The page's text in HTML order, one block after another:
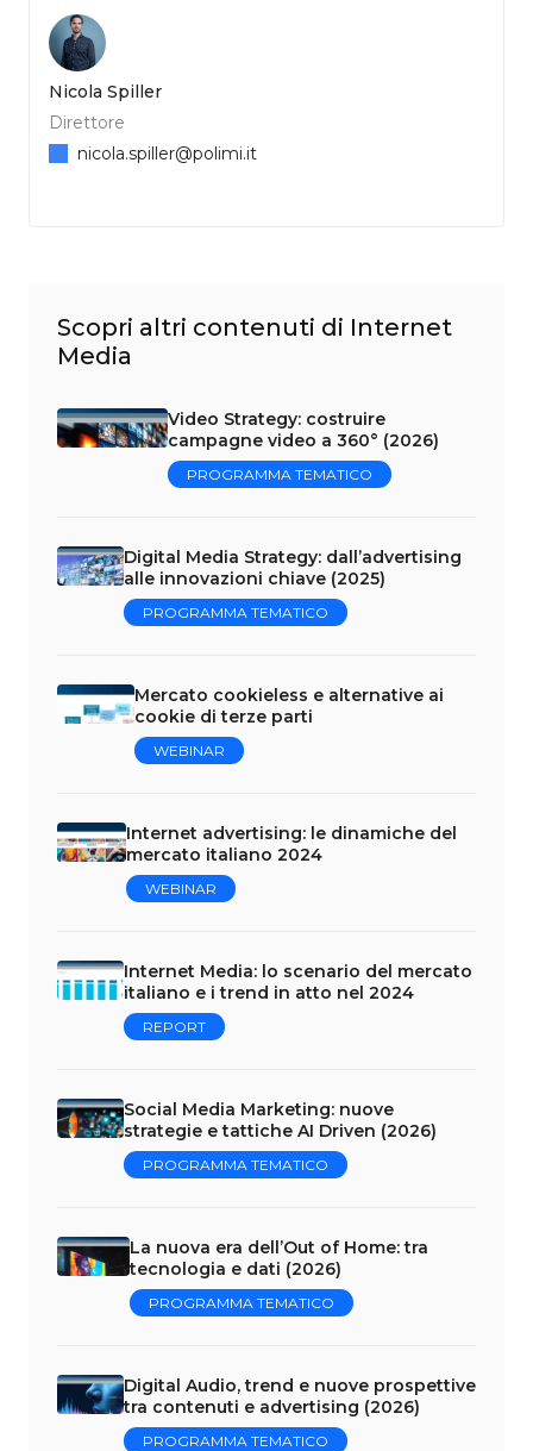
Nicola Spiller
Direttore
nicola.spiller@polimi.it
Scopri altri contenuti di Internet
Media
Video Strategy: costruire
campagne video a 360° (2026)
PROGRAMMA TEMATICO
Digital Media Strategy: dall’advertising
alle innovazioni chiave (2025)
PROGRAMMA TEMATICO
Mercato cookieless e alternative ai
cookie di terze parti
WEBINAR
Internet advertising: le dinamiche del
mercato italiano 2024
WEBINAR
Internet Media: lo scenario del mercato
italiano e i trend in atto nel 2024
REPORT
Social Media Marketing: nuove
strategie e tattiche AI Driven (2026)
PROGRAMMA TEMATICO
La nuova era dell’Out of Home: tra
tecnologia e dati (2026)
PROGRAMMA TEMATICO
Digital Audio, trend e nuove prospettive
tra contenuti e advertising (2026)
PROGRAMMA TEMATICO